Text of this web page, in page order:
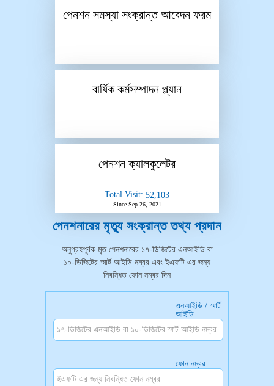
পেনশন সমস্যা সংক্রান্ত আবেদন ফরম
বার্ষিক কর্মসম্পাদন প্ল্যান
পেনশন ক্যালকুলেটর
Total Visit: 52,103
Since Sep 26, 2021
পেনশনারের মৃত্যু সংক্রান্ত তথ্য প্রদান
অনুগ্রহপূর্বক মৃত পেনশনারের ১৭-ডিজিটের এনআইডি বা
১০-ডিজিটের স্মার্ট আইডি নম্বর এবং ইএফটি এর জন্য
নিবন্ধিত ফোন নম্বর দিন
এনআইডি / স্মার্ট
আইডি
ফোন নম্বর